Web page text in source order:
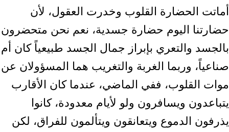
أماتت الحضارة القلوب وخدرت العقول، لأن
حضارتنا اليوم حضارة جسدية، نعم نحن متحضرون
بالجسد والتعري بإبراز جمال الجسد طبيعياً كان أم
صناعياً، وربما الغربة والتغريب هما المسؤولان عن
موات القلوب، ففي الماضي، عندما كان الأقارب
يتباعدون ويسافرون ولو لأيام معدودة، كانوا
يذرفون الدموع ويتعانقون ويتألمون للفراق، لكن